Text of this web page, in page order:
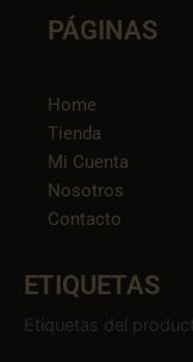
PÁGINAS
Home
Tienda
Mi Cuenta
Nosotros
Contacto
ETIQUETAS
Etiquetas del